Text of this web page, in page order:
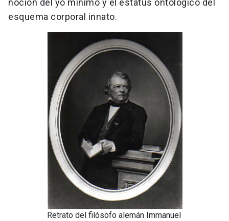
noción del yo mínimo y el estatus ontológico del
esquema corporal innato.
Retrato del filósofo alemán Immanuel